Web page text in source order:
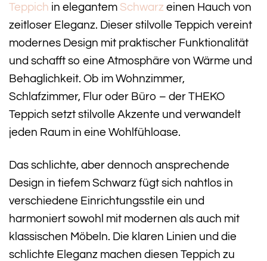
Teppich in elegantem Schwarz einen Hauch von
zeitloser Eleganz. Dieser stilvolle Teppich vereint
modernes Design mit praktischer Funktionalität
und schafft so eine Atmosphäre von Wärme und
Behaglichkeit. Ob im Wohnzimmer,
Schlafzimmer, Flur oder Büro – der THEKO
Teppich setzt stilvolle Akzente und verwandelt
jeden Raum in eine Wohlfühloase.
Das schlichte, aber dennoch ansprechende
Design in tiefem Schwarz fügt sich nahtlos in
verschiedene Einrichtungsstile ein und
harmoniert sowohl mit modernen als auch mit
klassischen Möbeln. Die klaren Linien und die
schlichte Eleganz machen diesen Teppich zu